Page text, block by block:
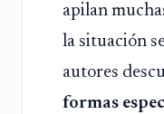
apilan
la situación
autores
formas